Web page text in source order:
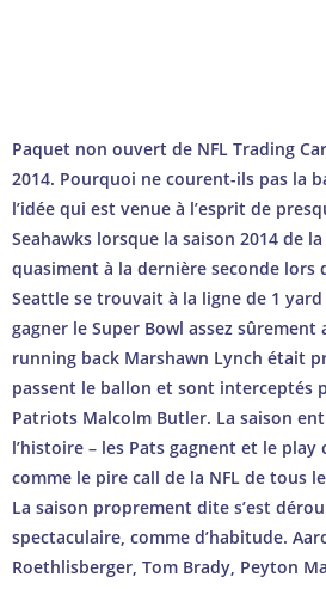
Paquet non ouvert de NFL Trading
2014. Pourquoi ne courent-ils pas la
l’idée qui est venue à l’esprit de
Seahawks lorsque la saison 2014 de la
quasiment à la dernière seconde lors
Seattle se trouvait à la ligne de 1 yard
gagner le Super Bowl assez
running back Marshawn Lynch était
passent le ballon et sont interceptés
Patriots Malcolm Butler. La saison
l’histoire – les Pats gagnent et le play
comme le pire call de la NFL de tous
La saison proprement dite s’est
spectaculaire, comme d’habitude.
Roethlisberger, Tom Brady, Peyton